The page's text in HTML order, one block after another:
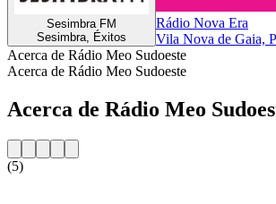
Sesimbra FM
Sesimbra, Éxitos
Rádio Nova Era
Vila Nova de Gaia,
Acerca de Rádio Meo Sudoeste
Acerca de Rádio Meo Sudoeste
Acerca de Rádio Meo
(5)